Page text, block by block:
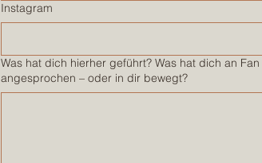
Instagram
Was hat dich hierher geführt? Was hat dich an Fan
angesprochen – oder in dir bewegt?